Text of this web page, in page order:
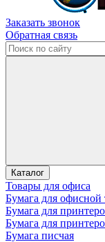
Заказать звонок
Обратная связь
Каталог
Товары для офиса
Бумага для офисной
Бумага для
Бумага для
Бумага писчая